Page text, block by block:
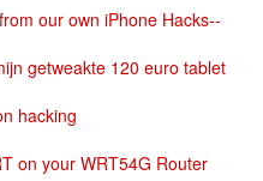
our own iPhone Hacks--
getweakte 120 euro tablet
hacking
on your WRT54G Router